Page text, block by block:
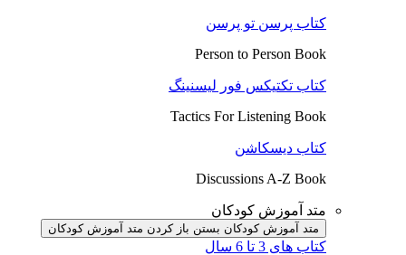
کتاب پرسن تو پرسن
Person to Person Book
کتاب تکتیکس فور لیسنینگ
Tactics For Listening Book
کتاب دیسکاشن
Discussions A-Z Book
متد آموزش کودکان
متد آموزش کودکان بستن باز کردن متد آموزش کودکان
کتاب های 3 تا 6 سال